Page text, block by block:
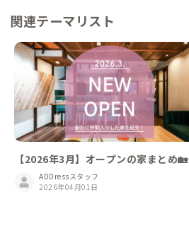
関連テーマリスト
【2026年3月】オープンの家まとめ🏡
ADDressスタッフ
2026年04月01日